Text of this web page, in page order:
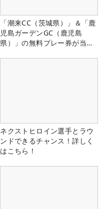
「潮来CC（茨城県）」＆「鹿
児島ガーデンGC（鹿児島
県）」の無料プレー券が当た
ネクストヒロイン選手とラウ
ンドできるチャンス！詳しく
はこちら！